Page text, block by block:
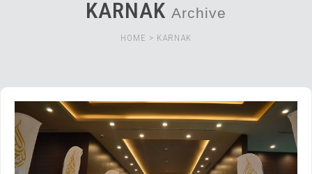
KARNAK Archive
HOME > KARNAK